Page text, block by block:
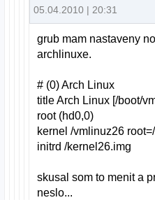
05.04.2010 | 20:31
grub mam nastaveny
archlinuxe.
# (0) Arch Linux
title Arch Linux [/boot/
root (hd0,0)
kernel /vmlinuz26
initrd /kernel26.img
skusal som to menit a
neslo...